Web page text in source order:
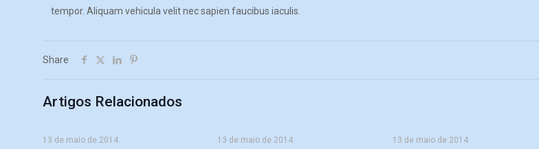
tempor. Aliquam vehicula velit nec sapien faucibus iaculis.
Share
Artigos Relacionados
13 de maio de 2014 13 de maio de 2014 13 de maio de 2014